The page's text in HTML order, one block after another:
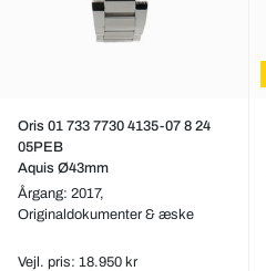
Oris 01 733 7730 4135-07 8 24
05PEB
Aquis Ø43mm
Årgang: 2017,
Originaldokumenter & æske
Vejl. pris: 18.950 kr